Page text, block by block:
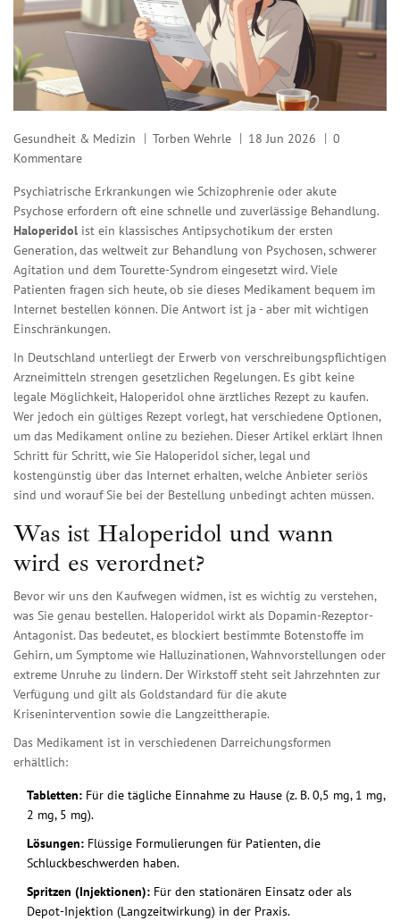
Gesundheit & Medizin Torben Wehrle 18 Jun 2026
0
Kommentare
Psychiatrische Erkrankungen wie Schizophrenie oder akute
Psychose erfordern oft eine schnelle und zuverlässige Behandlung.
Haloperidol ist ein klassisches Antipsychotikum der ersten
Generation, das weltweit zur Behandlung von Psychosen, schwerer
Agitation und dem Tourette-Syndrom eingesetzt wird. Viele
Patienten fragen sich heute, ob sie dieses Medikament bequem im
Internet bestellen können. Die Antwort ist ja - aber mit wichtigen
Einschränkungen.
In Deutschland unterliegt der Erwerb von verschreibungspflichtigen
Arzneimitteln strengen gesetzlichen Regelungen. Es gibt keine
legale Möglichkeit, Haloperidol ohne ärztliches Rezept zu kaufen.
Wer jedoch ein gültiges Rezept vorlegt, hat verschiedene Optionen,
um das Medikament online zu beziehen. Dieser Artikel erklärt Ihnen
Schritt für Schritt, wie Sie Haloperidol sicher, legal und
kostengünstig über das Internet erhalten, welche Anbieter seriös
sind und worauf Sie bei der Bestellung unbedingt achten müssen.
Was ist Haloperidol und wann
wird es verordnet?
Bevor wir uns den Kaufwegen widmen, ist es wichtig zu verstehen,
was Sie genau bestellen. Haloperidol wirkt als Dopamin-Rezeptor-
Antagonist. Das bedeutet, es blockiert bestimmte Botenstoffe im
Gehirn, um Symptome wie Halluzinationen, Wahnvorstellungen oder
extreme Unruhe zu lindern. Der Wirkstoff steht seit Jahrzehnten zur
Verfügung und gilt als Goldstandard für die akute
Krisenintervention sowie die Langzeittherapie.
Das Medikament ist in verschiedenen Darreichungsformen
erhältlich:
Tabletten: Für die tägliche Einnahme zu Hause (z. B. 0,5 mg, 1 mg,
2 mg, 5 mg).
Lösungen: Flüssige Formulierungen für Patienten, die
Schluckbeschwerden haben.
Spritzen (Injektionen): Für den stationären Einsatz oder als
Depot-Injektion (Langzeitwirkung) in der Praxis.